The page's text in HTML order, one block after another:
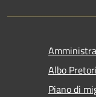
Albo
Piano di